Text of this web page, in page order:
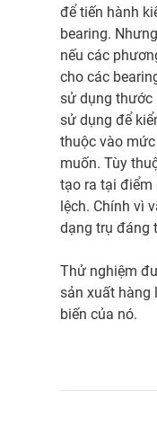
để tiến hành
bearing.
nếu các
cho các
sử dụng thước
sử dụng để
thuộc vào
muốn. Tùy
tạo ra tại điểm
lệch. Chính vì
dạng trụ đáng
Thử nghiệm
sản xuất hàng
biến của nó.